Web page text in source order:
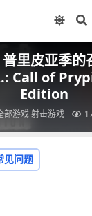
里皮亚季的
Call of
Edition
部游戏 射击游戏
见问题